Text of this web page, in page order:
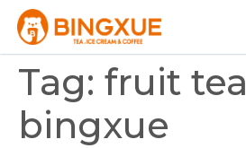
Tag: fruit tea
bingxue